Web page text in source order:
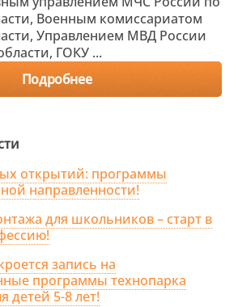
Военным комиссариатом
Управлением МВД России
ГОКУ ...
Подробнее
открытий: программы
направленности!
для школьников – старт в
запись на
программы технопарка
детей 5-8 лет!